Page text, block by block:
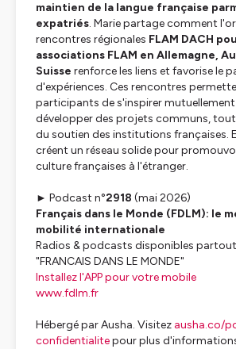
maintien de la langue française
expatriés. Marie partage comment
rencontres régionales FLAM DACH
associations FLAM en Allemagne,
Suisse renforce les liens et favorise le
d'expériences. Ces rencontres
participants de s'inspirer
développer des projets communs,
du soutien des institutions françaises.
créent un réseau solide pour
culture françaises à l'étranger.
► Podcast n°2918 (mai 2026)
Français dans le Monde (FDLM): le
mobilité internationale
Radios & podcasts disponibles
"FRANCAIS DANS LE MONDE"
Installez l'APP pour votre mobile
www.fdlm.fr
Hébergé par Ausha. Visitez ausha.co/
confidentialitepour plus